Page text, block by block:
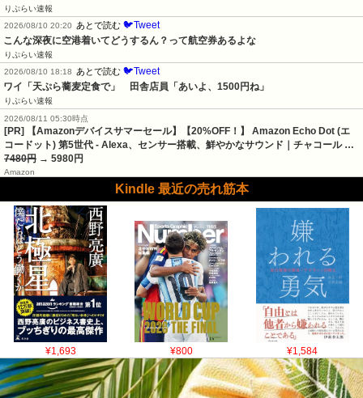
りぷらい速報
2026/08/10 20:20
あとで読む 🐦Tweet
こんな深夜に空港着いてどうするん？って航空券あるよな
りぷらい速報
2026/08/10 18:18
あとで読む 🐦Tweet
ワイ「天ぷら蕎麦定食で」　田舎店員「あいよ、1500円ね」
りぷらい速報
2026/08/11 05:30時点
[PR] 【Amazonデバイスサマーセール】【20%OFF！】 Amazon Echo Dot (エ
コードット) 第5世代 - Alexa、センサー搭載、鮮やかなサウンド｜チャコール …
7480円 → 5980円
Amazon
Kindle 最近の売れ筋本
¥1,693 ¥800 ¥1,584